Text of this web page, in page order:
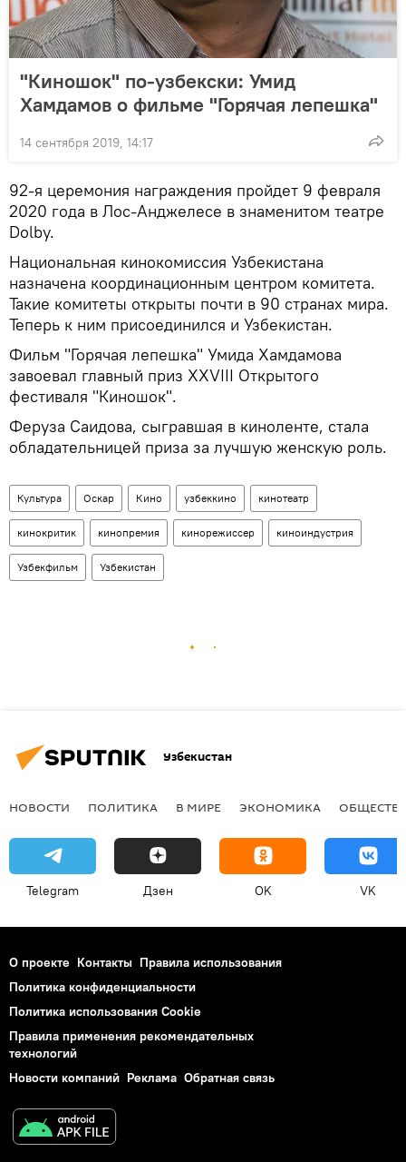
"Киношок" по-узбекски: Умид
Хамдамов о фильме "Горячая лепешка"
14 сентября 2019, 14:17
92-я церемония награждения пройдет 9 февраля
2020 года в Лос-Анджелесе в знаменитом театре
Dolby.
Национальная кинокомиссия Узбекистана
назначена координационным центром комитета.
Такие комитеты открыты почти в 90 странах мира.
Теперь к ним присоединился и Узбекистан.
Фильм "Горячая лепешка" Умида Хамдамова
завоевал главный приз XXVIII Открытого
фестиваля "Киношок".
Феруза Саидова, сыгравшая в киноленте, стала
обладательницей приза за лучшую женскую роль.
Культура Оскар Кино узбеккино кинотеатр
кинокритик кинопремия кинорежиссер киноиндустрия
Узбекфильм Узбекистан
Узбекистан
НОВОСТИ ПОЛИТИКА В МИРЕ ЭКОНОМИКА
Telegram Дзен OK VK
О проекте Контакты Правила использования
Политика конфиденциальности
Политика использования Cookie
Правила применения рекомендательных
технологий
Новости компаний Реклама Обратная связь